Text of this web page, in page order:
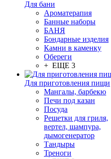
Для бани
Ароматерапия
Банные наборы
БАНЯ
Бондарные изделия
Камни в каменку
Обереги
+ ЕЩЕ 3
Для приготовления пищи
Мангалы, барбекю
Печи под казан
Посуда
Решетки для гриля,
вертел, шампура,
дымогенератор
Тандыры
Треноги